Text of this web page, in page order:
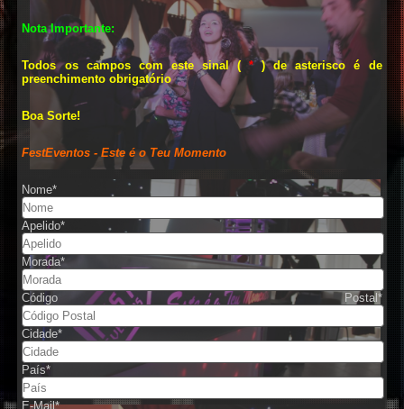
Nota Importante:
Todos os campos com este sinal (*) de asterisco é de
preenchimento obrigatório
Boa Sorte!
FestEventos - Este é o Teu Momento
Nome*
Apelido*
Morada*
Código Postal *
Cidade*
País*
E-Mail*